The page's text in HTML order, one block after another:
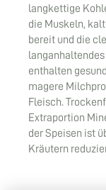
langkettige
die Muskeln,
bereit und die
enthalten
magere
Fleisch.
Extraportion
der Speisen ist
Kräutern